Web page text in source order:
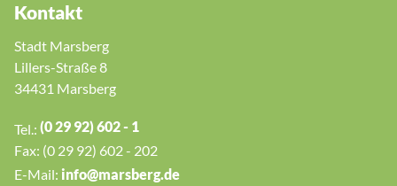
Kontakt
Stadt Marsberg
Lillers-Straße 8
34431 Marsberg
Tel.: (0 29 92) 602 - 1
Fax: (0 29 92) 602 - 202
E-Mail: nf m rsb rg d